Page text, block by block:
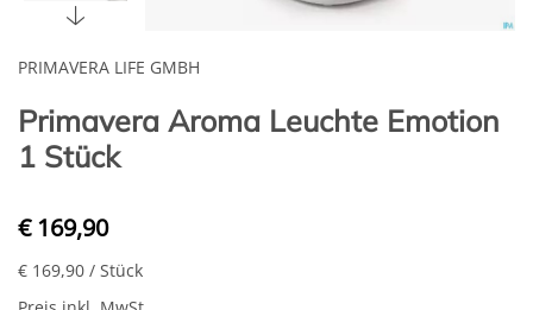
PRIMAVERA LIFE GMBH
Primavera Aroma Leuchte Emotion
1 Stück
€ 169,90
€ 169,90 / Stück